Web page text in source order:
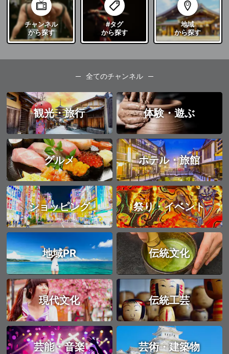
チャンネル
から探す
#タグ
から探す
地域
から探す
全てのチャンネル
観光・旅行 体験・遊ぶ
グルメ ホテル・旅館
ショッピング 祭り・イベント
地域PR 伝統文化
現代文化 伝統工芸
芸能・音楽 芸術・建築物